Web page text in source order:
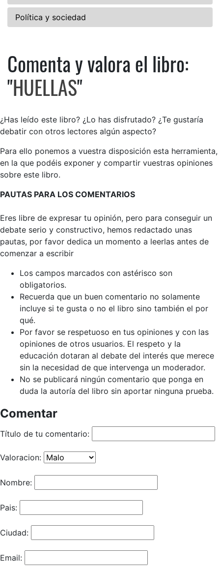
Política y sociedad
Comenta y valora el libro:
Comenta y valora el libro:
"HUELLAS"
¿Has leído este libro? ¿Lo has disfrutado? ¿Te gustaría
debatir con otros lectores algún aspecto?
Para ello ponemos a vuestra disposición esta herramienta,
en la que podéis exponer y compartir vuestras opiniones
sobre este libro.
PAUTAS PARA LOS COMENTARIOS
Eres libre de expresar tu opinión, pero para conseguir un
debate serio y constructivo, hemos redactado unas
pautas, por favor dedica un momento a leerlas antes de
comenzar a escribir
Los campos marcados con astérisco son
obligatorios.
Recuerda que un buen comentario no solamente
incluye si te gusta o no el libro sino también el por
qué.
Por favor se respetuoso en tus opiniones y con las
opiniones de otros usuarios. El respeto y la
educación dotaran al debate del interés que merece
sin la necesidad de que intervenga un moderador.
No se publicará ningún comentario que ponga en
duda la autoría del libro sin aportar ninguna prueba.
Comentar
Título de tu comentario:
Valoracion:
Nombre:
Pais:
Ciudad:
Email: